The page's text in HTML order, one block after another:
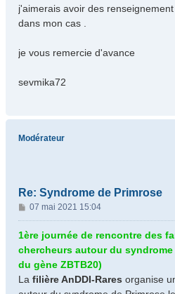
j'aimerais avoir des
dans mon cas .
je vous remercie d'avance
sevmika72
Modérateur
Re: Syndrome de Primrose
M
e
s
g
e
07 mai 2021 15:04
1ère journée de rencontre des
chercheurs autour du
du gène ZBTB20)
La filière AnDDI-Rares organise